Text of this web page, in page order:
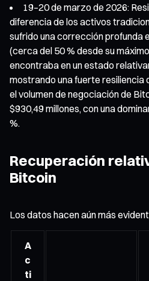
19–20 de marzo de 2026:
diferencia de los activos
sufrido una corrección profunda
(cerca del 50 % desde su
encontraba en un estado
mostrando una fuerte resiliencia
el volumen de negociación de
$930,49 millones, con una
%.
Recuperación
Bitcoin
Los datos hacen aún más
A
c
ti